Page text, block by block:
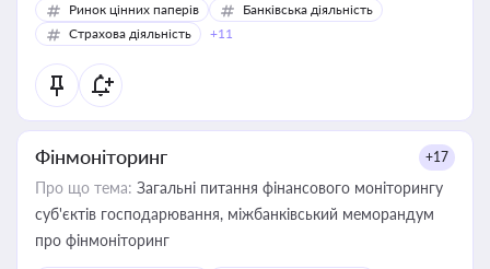
Ринок цінних паперів
Банківська діяльність
Страхова діяльність
+11
Фінмоніторинг +17
Про що тема: Загальні питання фінансового моніторингу
суб'єктів господарювання, міжбанківський меморандум
про фінмоніторинг